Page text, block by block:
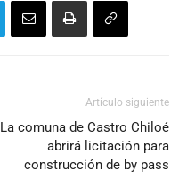
Artículo siguiente
La comuna de Castro Chiloé
abrirá licitación para
construcción de by pass